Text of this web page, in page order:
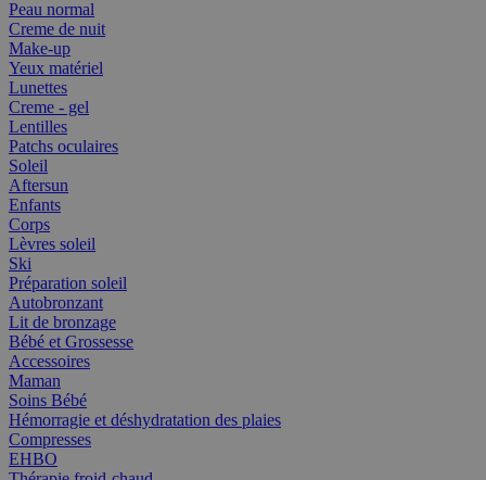
Peau normal
Creme de nuit
Make-up
Yeux matériel
Lunettes
Creme - gel
Lentilles
Patchs oculaires
Soleil
Aftersun
Enfants
Corps
Lèvres soleil
Ski
Préparation soleil
Autobronzant
Lit de bronzage
Bébé et Grossesse
Accessoires
Maman
Soins Bébé
Hémorragie et déshydratation des plaies
Compresses
EHBO